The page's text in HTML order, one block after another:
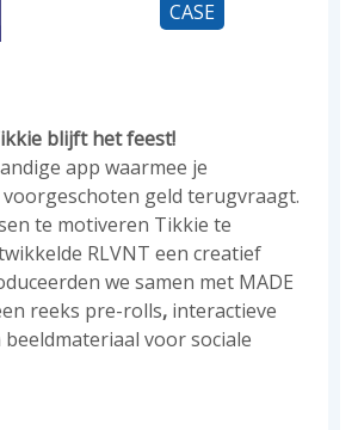
CASE
blijft het feest!
app waarmee je
geld terugvraagt.
te motiveren Tikkie te
RLVNT een creatief
we samen met MADE
reeks pre-rolls, interactieve
voor sociale